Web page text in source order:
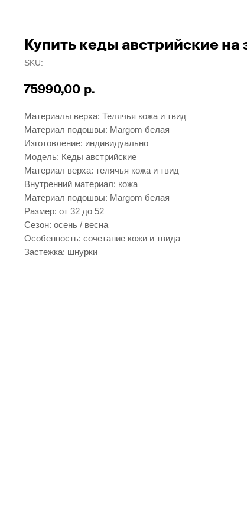
Купить кеды австрийские на
SKU:
75990,00 р.
Материалы верха: Телячья кожа и твид
Материал подошвы: Margom белая
Изготовление: индивидуально
Модель: Кеды австрийские
Материал верха: телячья кожа и твид
Внутренний материал: кожа
Материал подошвы: Margom белая
Размер: от 32 до 52
Сезон: осень / весна
Особенность: сочетание кожи и твида
Застежка: шнурки